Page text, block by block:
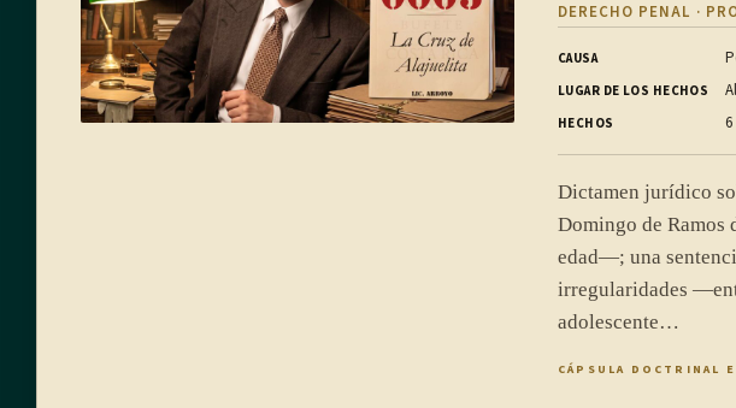
DERECHO PENAL ·
CAUSA
LUGAR DE LOS HECHOS
HECHOS
Dictamen jurídico
Domingo de Ramos
edad—; una
irregularidades
adolescente…
CÁPSULA DOCTRINAL